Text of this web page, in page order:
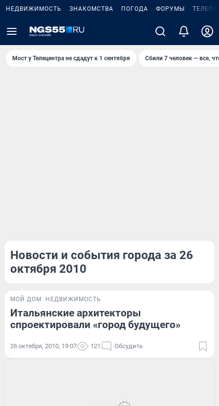
НЕДВИЖИМОСТЬ ЗНАКОМСТВА ПОГОДА ФОРУМЫ
Мост у Телецентра не сдадут к 1 сентября Сбили 7 человек — все,
Новости и события города за 26
октября 2010
МОЙ ДОМ НЕДВИЖИМОСТЬ
Итальянские архитекторы
спроектировали «город будущего»
26 октября, 2010, 19:07 121 Обсудить